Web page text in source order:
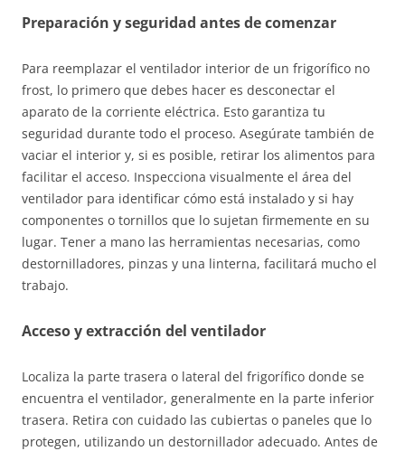
Preparación y seguridad antes de comenzar
Para reemplazar el ventilador interior de un frigorífico no
frost, lo primero que debes hacer es desconectar el
aparato de la corriente eléctrica. Esto garantiza tu
seguridad durante todo el proceso. Asegúrate también de
vaciar el interior y, si es posible, retirar los alimentos para
facilitar el acceso. Inspecciona visualmente el área del
ventilador para identificar cómo está instalado y si hay
componentes o tornillos que lo sujetan firmemente en su
lugar. Tener a mano las herramientas necesarias, como
destornilladores, pinzas y una linterna, facilitará mucho el
trabajo.
Acceso y extracción del ventilador
Localiza la parte trasera o lateral del frigorífico donde se
encuentra el ventilador, generalmente en la parte inferior
trasera. Retira con cuidado las cubiertas o paneles que lo
protegen, utilizando un destornillador adecuado. Antes de